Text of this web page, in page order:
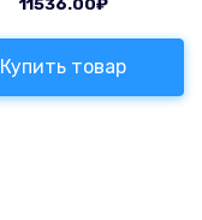
Купить товар